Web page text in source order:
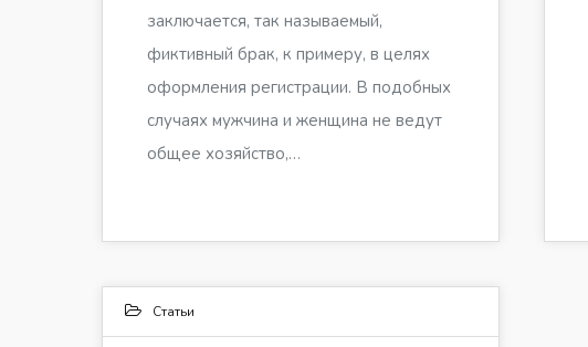
заключается, так называемый,
фиктивный брак, к примеру, в целях
оформления регистрации. В подобных
случаях мужчина и женщина не ведут
общее хозяйство,…
Статьи